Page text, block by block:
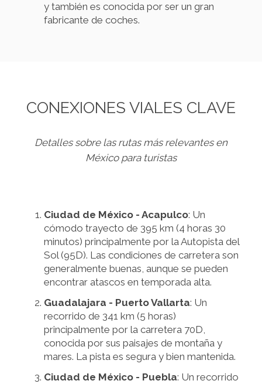
y también es conocida por ser un gran
fabricante de coches.
CONEXIONES VIALES CLAVE
Detalles sobre las rutas más relevantes en
México para turistas
Ciudad de México - Acapulco: Un
cómodo trayecto de 395 km (4 horas 30
minutos) principalmente por la Autopista del
Sol (95D). Las condiciones de carretera son
generalmente buenas, aunque se pueden
encontrar atascos en temporada alta.
Guadalajara - Puerto Vallarta: Un
recorrido de 341 km (5 horas)
principalmente por la carretera 70D,
conocida por sus paisajes de montaña y
mares. La pista es segura y bien mantenida.
Ciudad de México - Puebla: Un recorrido